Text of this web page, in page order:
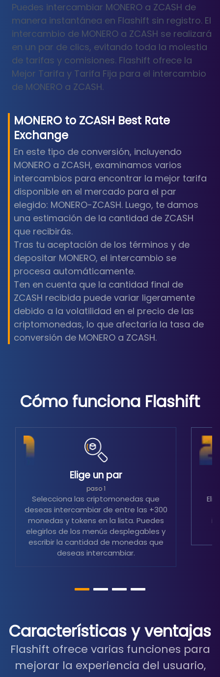
Puedes intercambiar MONERO a ZCASH de
manera instantánea en Flashift sin registro. El
intercambio de MONERO a ZCASH se realizará
en un par de clics, evitando toda la molestia
de tarifas y comisiones. Flashift ofrece la
Mejor Tarifa y Tarifa Fija para el intercambio
de MONERO a ZCASH.
MONERO to ZCASH Best Rate
Exchange
En este tipo de conversión, incluyendo
MONERO a ZCASH, examinamos varios
intercambios para encontrar la mejor tarifa
disponible en el mercado para el par
elegido: MONERO-ZCASH. Luego, te damos
una estimación de la cantidad de ZCASH
que recibirás.
Tras tu aceptación de los términos y de
depositar MONERO, el intercambio se
procesa automáticamente.
Ten en cuenta que la cantidad final de
ZCASH recibida puede variar ligeramente
debido a la volatilidad en el precio de las
criptomonedas, lo que afectaría la tasa de
conversión de MONERO a ZCASH.
Cómo funciona Flashift
Elige un par
paso 1
Selecciona las criptomonedas que
deseas intercambiar de entre las +300
monedas y tokens en la lista. Puedes
elegirlos de los menús desplegables y
escribir la cantidad de monedas que
deseas intercambiar.
Características y ventajas
Flashift ofrece varias funciones para
mejorar la experiencia del usuario,